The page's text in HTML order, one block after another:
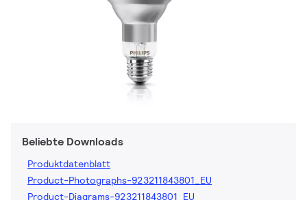
Beliebte Downloads
Produktdatenblatt
Product-Photographs-923211843801_EU
Product-Diagrams-923211843801_EU